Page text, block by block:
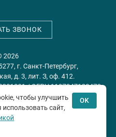
ЗВОНОК
2026
г. Санкт-Петербург,
д. 3, лит. З, оф. 412.
/ ОГРН 1197847128478
чтобы улучшить
сайт,
OK